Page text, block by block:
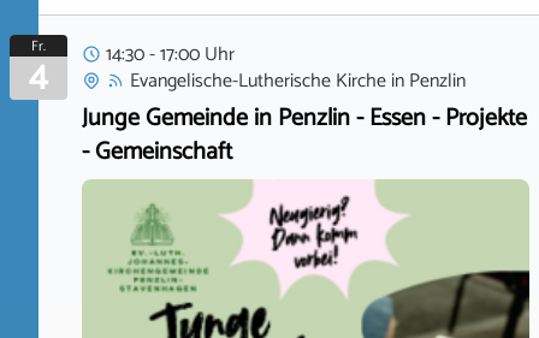
Fr.
4
14:30 - 17:00 Uhr
Evangelische-Lutherische KircheinPenzlin
Junge Gemeinde in Penzlin - Essen - Projekte
- Gemeinschaft